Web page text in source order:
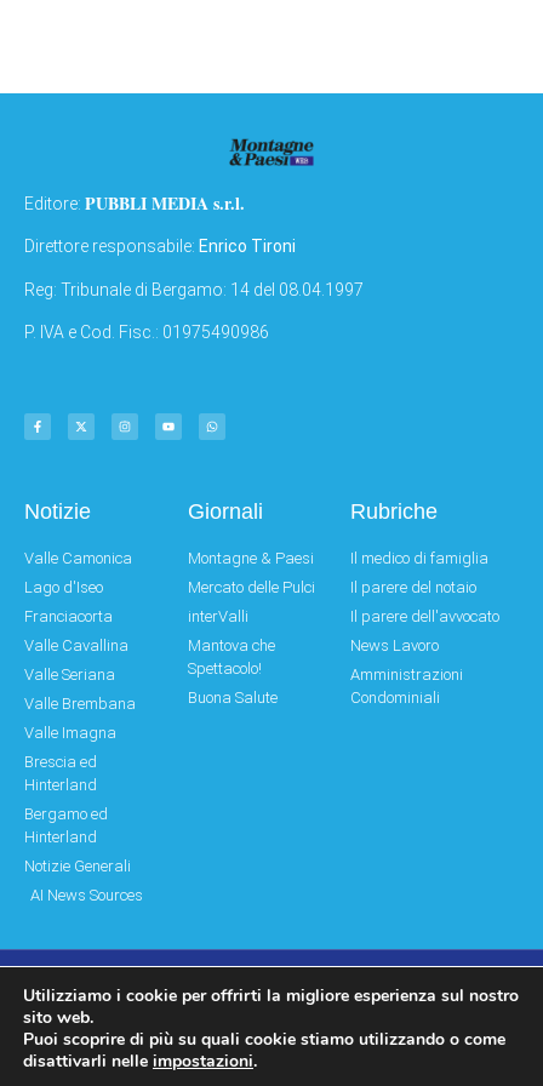
Editore: PUBBLI MEDIA s.r.l.
Direttore responsabile: Enrico Tironi
Reg: Tribunale di Bergamo: 14 del 08.04.1997
P. IVA e Cod. Fisc.: 01975490986
Notizie
Valle Camonica
Lago d'Iseo
Franciacorta
Valle Cavallina
Valle Seriana
Valle Brembana
Valle Imagna
Brescia ed
Hinterland
Bergamo ed
Hinterland
Notizie Generali
AI News Sources
Giornali
Montagne & Paesi
Mercato delle Pulci
interValli
Mantova che
Spettacolo!
Buona Salute
Rubriche
Il medico di famiglia
Il parere del notaio
Il parere dell'avvocato
News Lavoro
Amministrazioni
Condominiali
© Copyright 2011 – 2026 Montagne & Paesi
Log In|Log Out Privacy Policy
Utilizziamo i cookie per offrirti la migliore esperienza sul nostro
sito web.
Puoi scoprire di più su quali cookie stiamo utilizzando o come
disattivarli nelle impostazioni.